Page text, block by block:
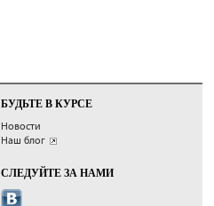
БУДЬТЕ В КУРСЕ
Новости
Наш блог
СЛЕДУЙТЕ ЗА НАМИ